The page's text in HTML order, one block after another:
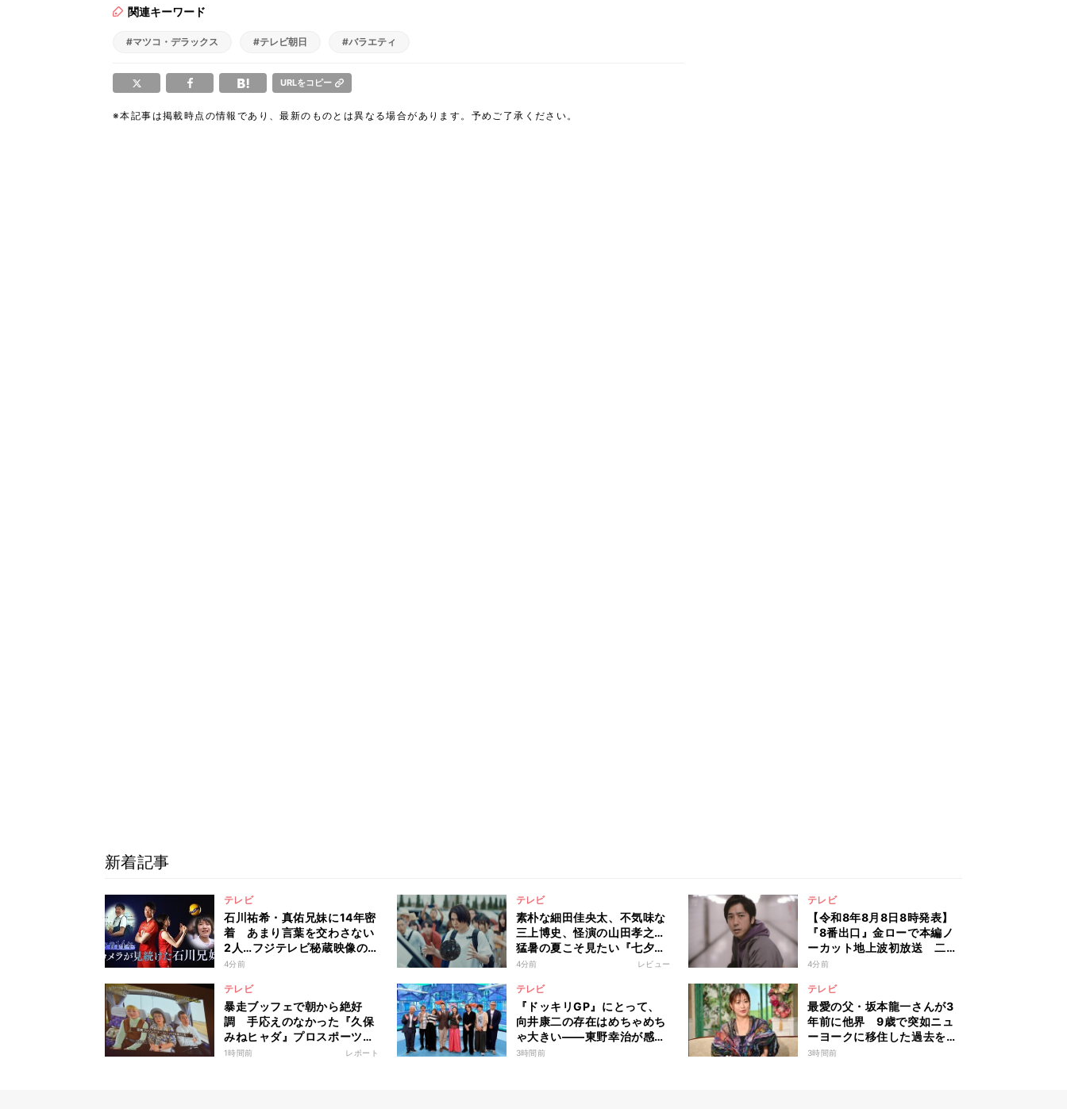
関連キーワード
#マツコ・デラックス #テレビ朝日 #バラエティ
URLをコピー
※本記事は掲載時点の情報であり、最新のものとは異なる場合があります。予めご了承ください。
新着記事
テレビ
石川祐希・真佑兄妹に14年密
着 あまり言葉を交わさない
2人…フジテレビ秘蔵映像の
ドキュメンタリー配信
4分前
テレビ
素朴な細田佳央太、不気味な
三上博史、怪演の山田孝之…
猛暑の夏こそ見たい『七夕の
国』不穏な世界にのみ込まれ
4分前 レビュー
テレビ
【令和8年8月8日8時発表】
『8番出口』金ローで本編ノ
ーカット地上波初放送 二宮
和也「まさかテレビにまで迷
4分前
テレビ
暴走ブッフェで朝から絶好
調 手応えのなかった『久保
みねヒャダ』プロスポーツの
キャンプ地に納得の宮崎旅
1時間前 レポート
テレビ
『ドッキリGP』にとって、
向井康二の存在はめちゃめち
ゃ大きい――東野幸治が感謝
「これからも末永く、1回で
3時間前
テレビ
最愛の父・坂本龍一さんが3
年前に他界 9歳で突如ニュ
ーヨークに移住した過去を回
顧
3時間前